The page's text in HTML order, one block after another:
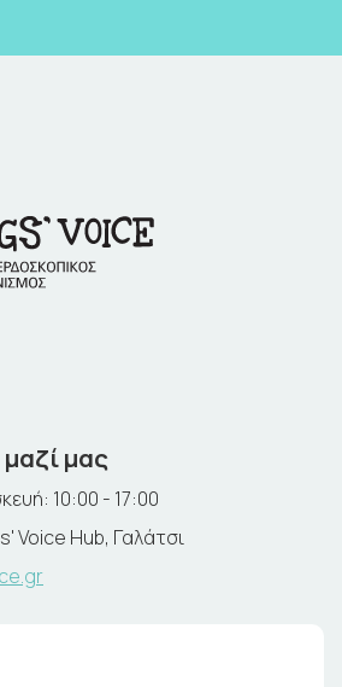
μας
10:00 - 17:00
Voice Hub, Γαλάτσι